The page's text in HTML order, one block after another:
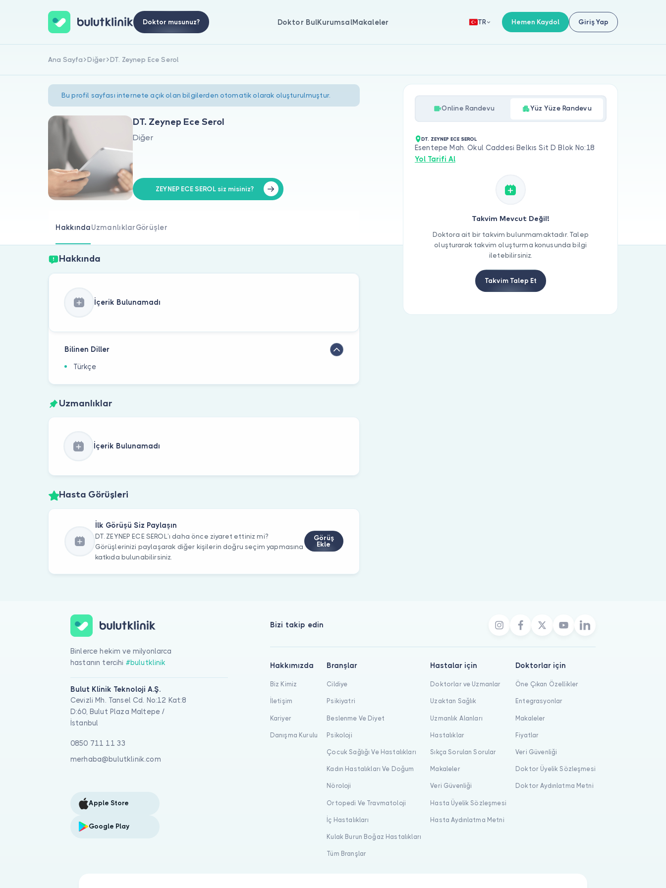
Doktor musunuz? Doktor BulKurumsalMakaleler TR Hemen Kaydol Giriş Yap
Ana Sayfa Diğer DT. Zeynep Ece Serol
Bu profil sayfası internete açık olan bilgilerden otomatik olarak oluşturulmuştur.
DT. Zeynep Ece Serol
Diğer
ZEYNEP ECE SEROL siz misiniz?
HakkındaUzmanlıklarGörüşler
Hakkında
İçerik Bulunamadı
Bilinen Diller
Türkçe
Uzmanlıklar
İçerik Bulunamadı
Hasta Görüşleri
İlk Görüşü Siz Paylaşın
DT. ZEYNEP ECE SEROL’ı daha önce ziyaret ettiniz mi?
Görüşlerinizi paylaşarak diğer kişilerin doğru seçim yapmasına
katkıda bulunabilirsiniz.
Görüş
Ekle
Online Randevu Yüz Yüze Randevu
DT. ZEYNEP ECE SEROL
Esentepe Mah. Okul Caddesi Belkıs Sit D Blok No:18
Yol Tarifi Al
Takvim Mevcut Değil!
Doktora ait bir takvim bulunmamaktadır. Talep
oluşturarak takvim oluşturma konusunda bilgi
iletebilirsiniz.
Takvim Talep Et
Binlerce hekim ve milyonlarca
hastanın tercihi #bulutklinik
Bulut Klinik Teknoloji A.Ş.
Cevizli Mh. Tansel Cd. No:12 Kat:8
D:60, Bulut Plaza Maltepe /
İstanbul
0850 711 11 33
merhaba@bulutklinik.com
Apple Store
Google Play
Bizi takip edin
Hakkımızda
Biz Kimiz
İletişim
Kariyer
Danışma Kurulu
Branşlar
Cildiye
Psikiyatri
Beslenme Ve Diyet
Psikoloji
Çocuk Sağlığı Ve Hastalıkları
Kadın Hastalıkları Ve Doğum
Nöroloji
Ortopedi Ve Travmatoloji
İç Hastalıkları
Kulak Burun Boğaz Hastalıkları
Tüm Branşlar
Hastalar için
Doktorlar ve Uzmanlar
Uzaktan Sağlık
Uzmanlık Alanları
Hastalıklar
Sıkça Sorulan Sorular
Makaleler
Veri Güvenliği
Hasta Üyelik Sözleşmesi
Hasta Aydınlatma Metni
Doktorlar için
Öne Çıkan Özellikler
Entegrasyonlar
Makaleler
Fiyatlar
Veri Güvenliği
Doktor Üyelik Sözleşmesi
Doktor Aydınlatma Metni